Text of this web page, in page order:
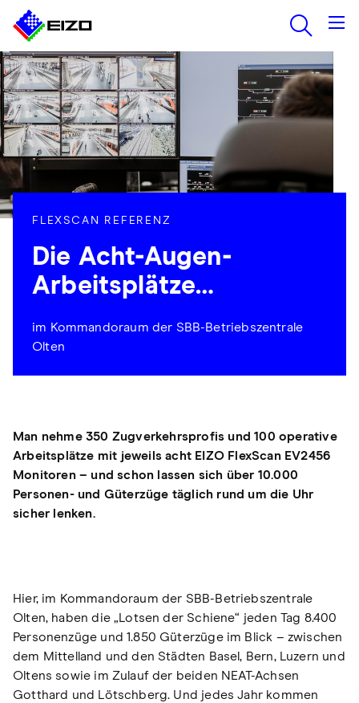
FLEXSCAN REFERENZ
Die Acht-Augen-
Arbeitsplätze…
im Kommandoraum der SBB-Betriebszentrale
Olten
Man nehme 350 Zugverkehrsprofis und 100 operative
Arbeitsplätze mit jeweils acht EIZO FlexScan EV2456
Monitoren – und schon lassen sich über 10.000
Personen- und Güterzüge täglich rund um die Uhr
sicher lenken.
Hier, im Kommandoraum der SBB-Betriebszentrale
Olten, haben die „Lotsen der Schiene“ jeden Tag 8.400
Personenzüge und 1.850 Güterzüge im Blick – zwischen
dem Mittelland und den Städten Basel, Bern, Luzern und
Oltens sowie im Zulauf der beiden NEAT-Achsen
Gotthard und Lötschberg. Und jedes Jahr kommen